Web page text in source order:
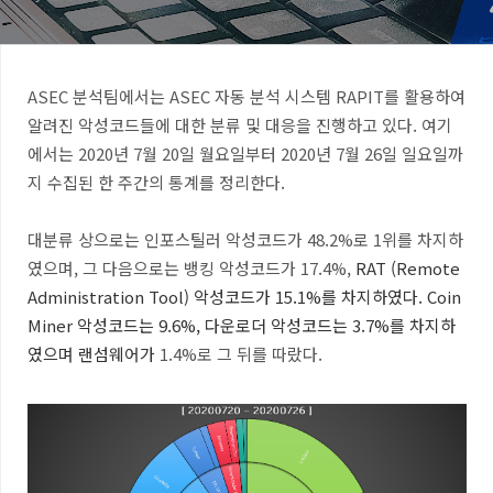
ASEC 분석팀에서는 ASEC 자동 분석 시스템 RAPIT를 활용하여
알려진 악성코드들에 대한 분류 및 대응을 진행하고 있다. 여기
에서는 2020년 7월 20일 월요일부터 2020년 7월 26일 일요일까
지 수집된 한 주간의 통계를 정리한다.
대분류 상으로는 인포스틸러 악성코드가 48.2%로 1위를 차지하
였으며, 그 다음으로는 뱅킹 악성코드가 17.4%, RAT (Remote
Administration Tool) 악성코드가 15.1%를 차지하였다. Coin
Miner 악성코드는 9.6%, 다운로더 악성코드는 3.7%를 차지하
였으며 랜섬웨어가 1.4%로 그 뒤를 따랐다.